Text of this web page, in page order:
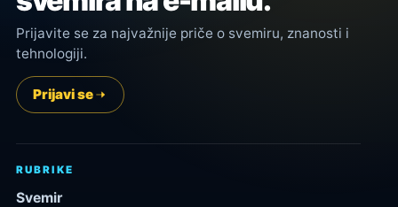
Prijavite se za najvažnije priče o svemiru, znanosti i
tehnologiji.
Prijavi se
RUBRIKE
Svemir